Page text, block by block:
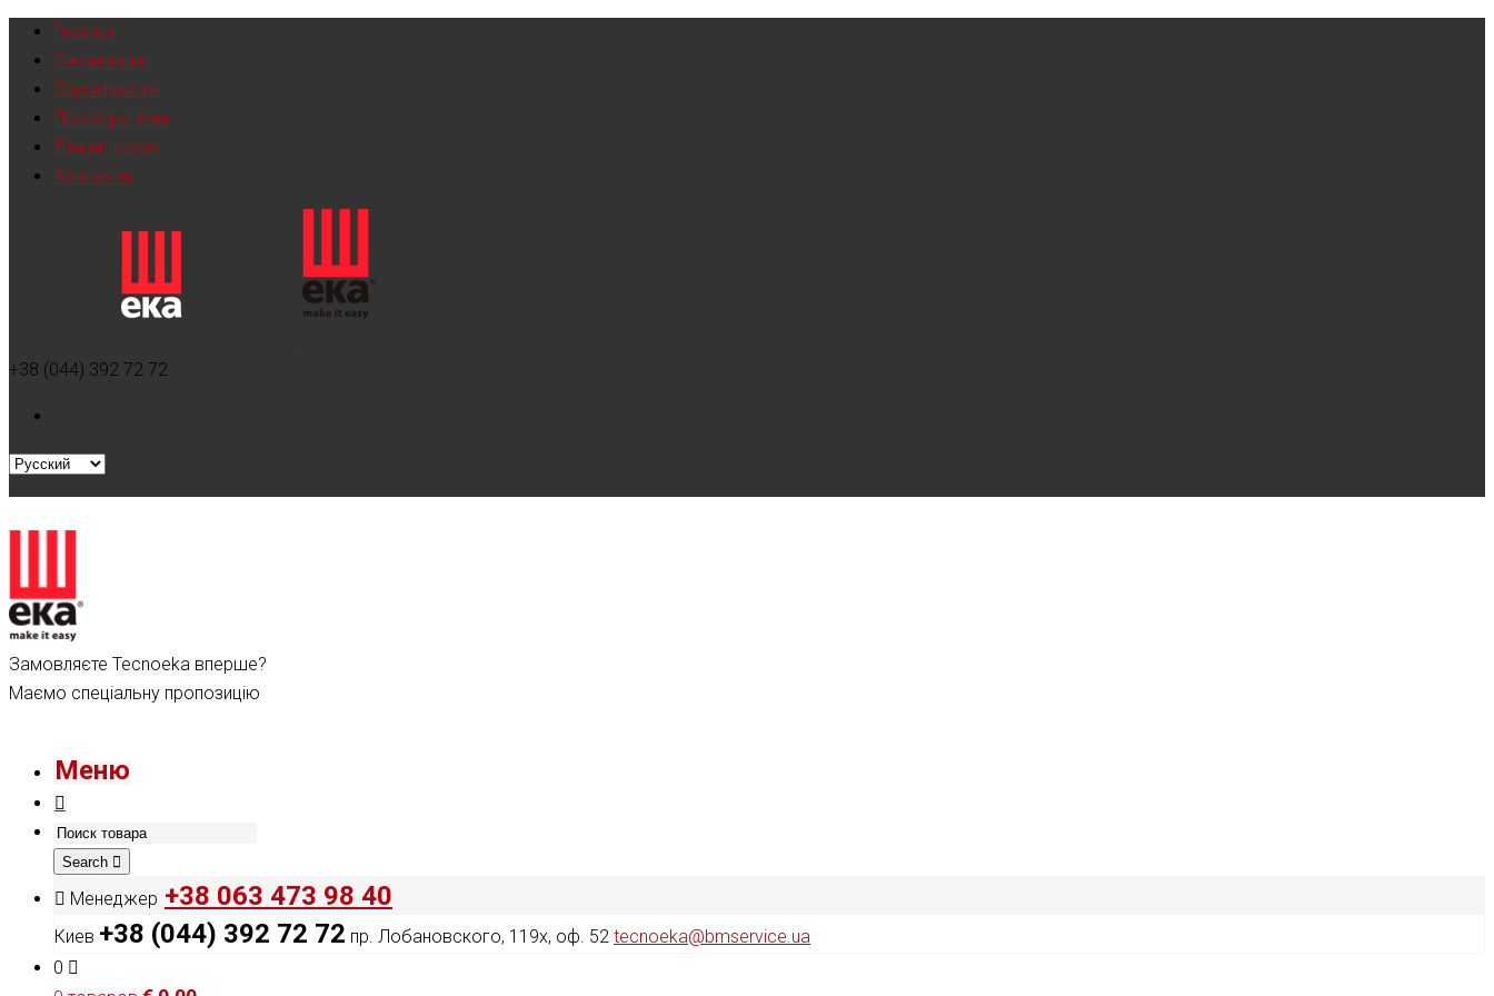
Главная
О компании
Сертификаты
Пресс-релизы
Для дилеров
Контакты
+38 (044) 392 72 72
Замовляєте Tecnoeka вперше?
Маємо спеціальну пропозицію
Меню
Search
Менеджер +38 063 473 98 40
Киев +38 (044) 392 72 72 пр. Лобановского, 119х, оф. 52 tecnoeka@bmservice.ua
0